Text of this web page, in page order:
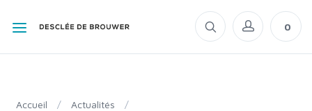
0
Accueil / Actualités /